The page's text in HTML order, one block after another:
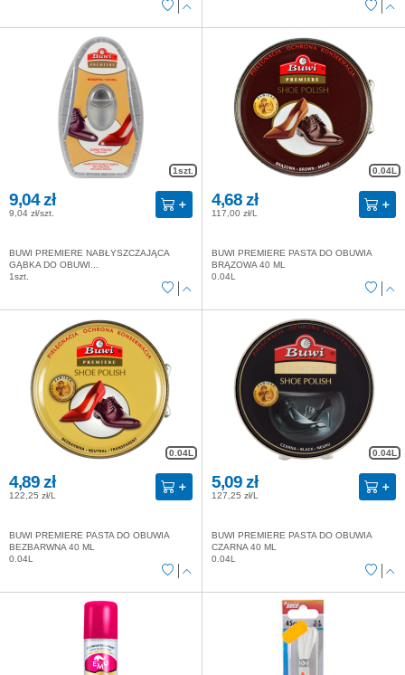
1szt.
9,04 zł
9,04 zł/szt.
BUWI PREMIERE NABŁYSZCZAJĄCA
GĄBKA DO OBUWI...
1szt.
0.04L
4,68 zł
117,00 zł/L
BUWI PREMIERE PASTA DO OBUWIA
BRĄZOWA 40 ML
0.04L
0.04L
4,89 zł
122,25 zł/L
BUWI PREMIERE PASTA DO OBUWIA
BEZBARWNA 40 ML
0.04L
0.04L
5,09 zł
127,25 zł/L
BUWI PREMIERE PASTA DO OBUWIA
CZARNA 40 ML
0.04L